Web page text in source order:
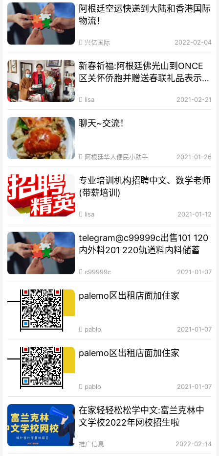
阿根廷空运快递到大陆和香港国际
物流！
兴亿国际 2022-02-04
新春祈福:阿根廷佛光山到ONCE
区关怀侨胞并赠送春联礼品表示祝
lisa 2021-02-21
聊天~交流！
阿根廷华人便民小助手 2021-01-26
专业培训机构​招聘中文、数学老师
(带薪培训)
lisa 2021-01-12
telegram@c99999c出售101 120
内外料201 220轨道料内料储蓄
c99999c 2021-01-07
palemo区出租店面加住家
pablo 2021-01-07
palemo区出租店面加住家
pablo 2021-01-07
在家轻轻松松学中文:富兰克林中
文学校2022年网校招生啦
推广信息 2022-02-14